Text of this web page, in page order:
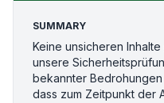
SUMMARY
Keine unsicheren
unsere
bekannter
dass zum Zeitpunkt der